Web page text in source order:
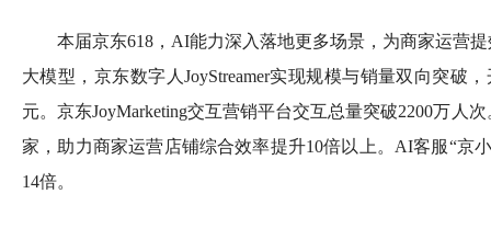
本届京东618，AI能力深入落地更多场景，为商家运营
大模型，京东数字人JoyStreamer实现规模与销量双向突破
元。京东JoyMarketing交互营销平台交互总量突破2200万人
家，助力商家运营店铺综合效率提升10倍以上。AI客服“京
14倍。